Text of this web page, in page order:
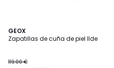
GEOX
Zapatillas de cuña de piel Ilde
119.00 €